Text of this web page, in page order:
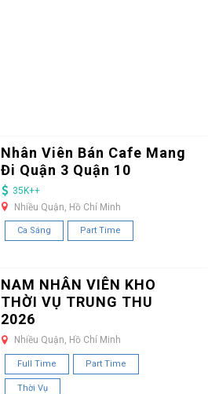
Nhân Viên Bán Cafe Mang
Đi Quận 3 Quận 10
35K++
Nhiều Quận, Hồ Chí Minh
Ca Sáng Part Time
NAM NHÂN VIÊN KHO
THỜI VỤ TRUNG THU
2026
Nhiều Quận, Hồ Chí Minh
Full Time Part Time
Thời Vụ